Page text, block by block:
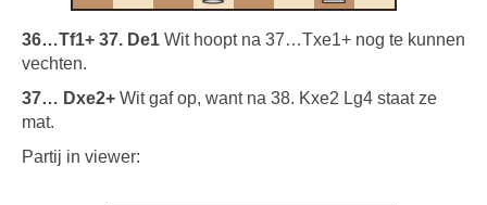
36…Tf1+ 37. De1 Wit hoopt na 37…Txe1+ nog te kunnen
vechten.
37… Dxe2+ Wit gaf op, want na 38. Kxe2 Lg4 staat ze
mat.
Partij in viewer: